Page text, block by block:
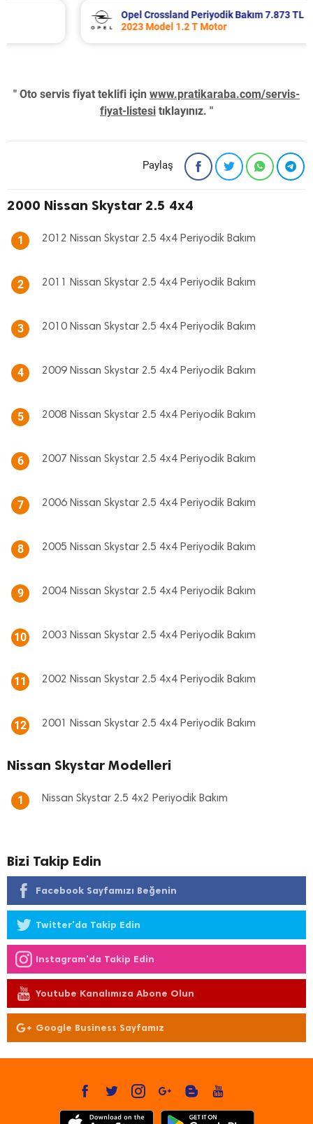
Opel Crossland Periyodik Bakım 7.873 TL
2023 Model 1.2 T Motor
" Oto servis fiyat teklifi için www.pratikaraba.com/servis-
fiyat-listesi tıklayınız. "
Paylaş
2000 Nissan Skystar 2.5 4x4
1 2012 Nissan Skystar 2.5 4x4 Periyodik Bakım
2 2011 Nissan Skystar 2.5 4x4 Periyodik Bakım
3 2010 Nissan Skystar 2.5 4x4 Periyodik Bakım
4 2009 Nissan Skystar 2.5 4x4 Periyodik Bakım
5 2008 Nissan Skystar 2.5 4x4 Periyodik Bakım
6 2007 Nissan Skystar 2.5 4x4 Periyodik Bakım
7 2006 Nissan Skystar 2.5 4x4 Periyodik Bakım
8 2005 Nissan Skystar 2.5 4x4 Periyodik Bakım
9 2004 Nissan Skystar 2.5 4x4 Periyodik Bakım
10 2003 Nissan Skystar 2.5 4x4 Periyodik Bakım
11 2002 Nissan Skystar 2.5 4x4 Periyodik Bakım
12 2001 Nissan Skystar 2.5 4x4 Periyodik Bakım
Nissan Skystar Modelleri
1 Nissan Skystar 2.5 4x2 Periyodik Bakım
Bizi Takip Edin
Facebook Sayfamızı Beğenin
Twitter'da Takip Edin
Instagram'da Takip Edin
Youtube Kanalımıza Abone Olun
Google Business Sayfamız